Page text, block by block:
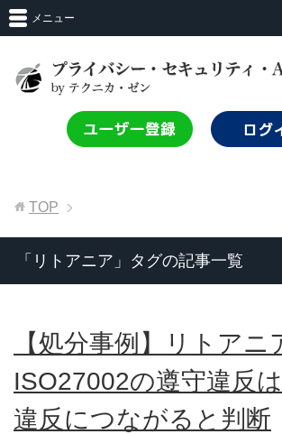
メニュー
TOP
「リトアニア」タグの記事一覧
【処分事例】リトアニ
ISO27002の遵守違反
違反につながると判断